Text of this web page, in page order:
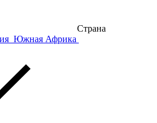
Страна
Южная Африка